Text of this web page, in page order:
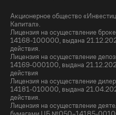
Акционерное общество
Капитал».
Лицензия на осуществление
14168-100000, выдана
действия.
Лицензия на осуществление
14169-000100, выдана
действия
Лицензия на осуществление
14181-010000, выдана
действия.
Лицензия на осуществление